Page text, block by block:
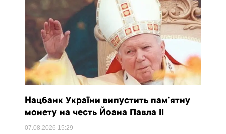
Нацбанк України випустить пам’ятну
монету на честь Йоана Павла II
07.08.2026 15:29